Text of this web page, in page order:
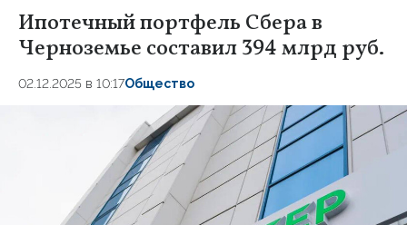
Ипотечный портфель Сбера в
Черноземье составил 394 млрд руб.
02.12.2025 в 10:17Общество